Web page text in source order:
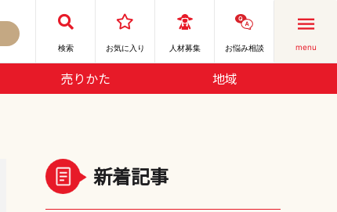
検索 お気に⼊り 人材募集 お悩み相談 menu
売りかた 地域
新着記事